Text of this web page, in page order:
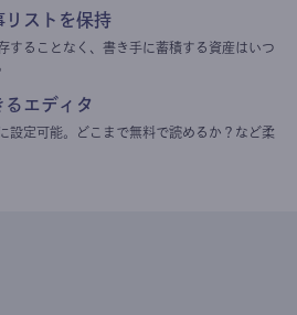
リストを保持
することなく、書き手に蓄積する資産はいつ
るエディタ
設定可能。どこまで無料で読めるか？など柔